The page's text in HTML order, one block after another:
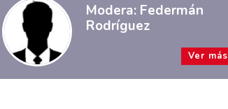
Modera: Federmán
Rodríguez
Ver más